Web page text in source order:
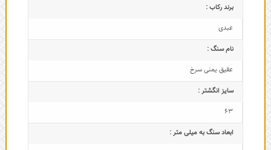
برند رکاب :
عبدی
نام سنگ :
عقیق یمنی سرخ
سایز انگشتر :
63
ابعاد سنگ به میلی متر :